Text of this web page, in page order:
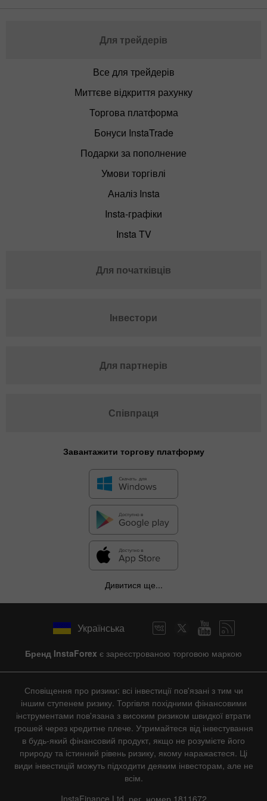
Для трейдерів
Все для трейдерів
Миттєве відкриття рахунку
Торгова платформа
Бонуси InstaTrade
Подарки за пополнение
Умови торгівлі
Аналіз Insta
Insta-графіки
Insta TV
Для початківців
Інвестори
Для партнерів
Співпраця
Завантажити торгову платформу
Дивитися ще...
Українська
Бренд InstaForex є зареєстрованою торговою маркою
Сповіщення про ризики: всі інвестиції пов'язані з тим чи
іншим ступенем ризику. Торгівля похідними фінансовими
інструментами пов'язана з високим ризиком швидкої втрати
грошей через кредитне плече. Утримайтеся від інвестування
в будь-який фінансовий продукт, якщо не розумієте його
природу та істинний рівень ризику, якому наражаєтеся. Ці
види інвестицій можуть підходити деяким інвесторам, але не
всім.
InstaFinance Ltd, рег. номер 1811672